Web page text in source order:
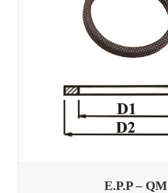
E.P.P – QM